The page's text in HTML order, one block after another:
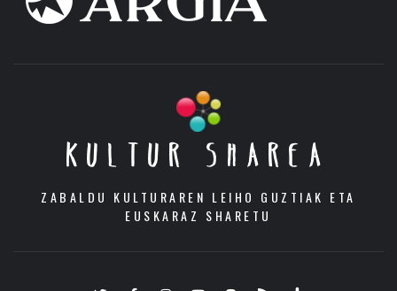
KULTUR SHAREA
ZABALDU KULTURAREN LEIHO GUZTIAK ETA
EUSKARAZ SHARETU